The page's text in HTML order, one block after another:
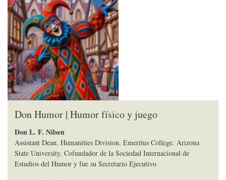
Don Humor | Humor físico y juego
Don L. F. Nilsen
Assistant Dean. Humanities Division. Emeritus College. Arizona
State University. Cofundador de la Sociedad Internacional de
Estudios del Humor y fue su Secretario Ejecutivo